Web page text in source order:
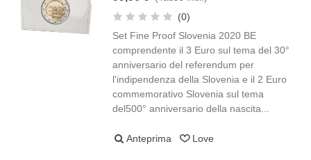
(0)
Set Fine Proof Slovenia 2020 BE
comprendente il 3 Euro sul tema del 30°
anniversario del referendum per
l'indipendenza della Slovenia e il 2 Euro
commemorativo Slovenia sul tema
del500° anniversario della nascita...
Anteprima Love